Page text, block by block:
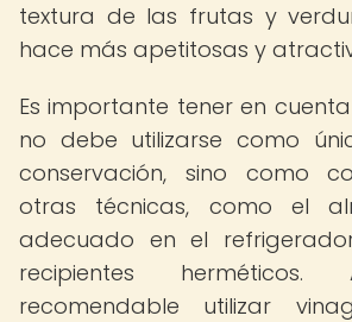
textura de las frutas y
hace más apetitosas y
Es importante tener en
no debe utilizarse como
conservación, sino como
otras técnicas, como el
adecuado en el
recipientes herméticos.
recomendable utilizar